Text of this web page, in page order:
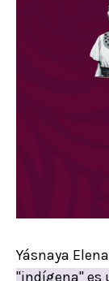
Yásnaya
"indígena" es